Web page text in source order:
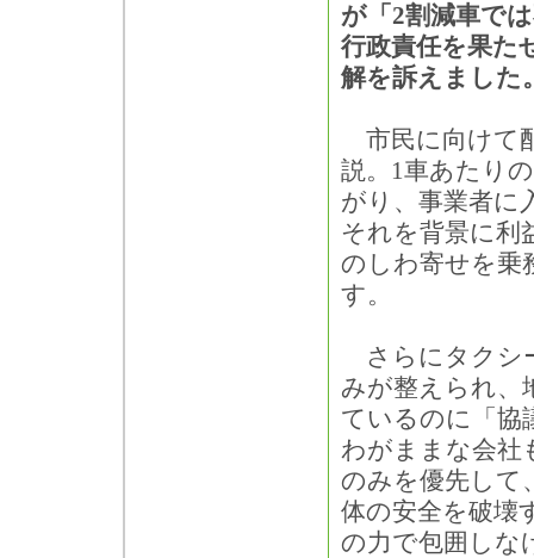
が「2割減車で
行政責任を果た
解を訴えました
市民に向けて
説。1車あたり
がり、事業者に
それを背景に利
のしわ寄せを乗
す。
さらにタクシ
みが整えられ、
ているのに「協
わがままな会社
のみを優先して
体の安全を破壊
の力で包囲しな